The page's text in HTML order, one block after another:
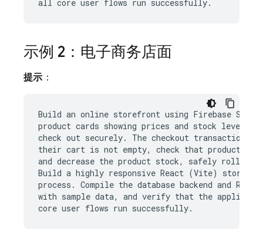
示例 2：电子商务店面
提示 ：
Build an online storefront using Firebase SQL
product cards showing prices and stock levels,
check out securely. The checkout transaction
their cart is not empty, check that products
and decrease the product stock, safely
Build a highly responsive React (Vite)
process. Compile the database backend and
with sample data, and verify that the